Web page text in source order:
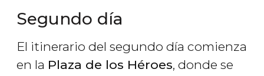
Segundo día
El itinerario del segundo día comienza
en la Plaza de los Héroes, donde se